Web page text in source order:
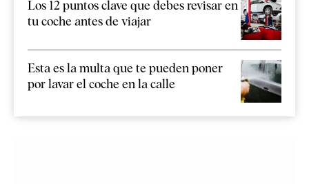
Los 12 puntos clave que debes revisar en
tu coche antes de viajar
Esta es la multa que te pueden poner
por lavar el coche en la calle